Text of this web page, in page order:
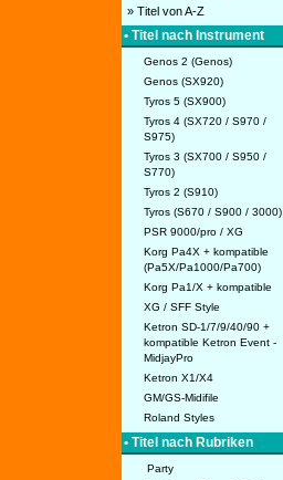
» Titel von A-Z
• Titel nach Instrument
Genos 2 (Genos)
Genos (SX920)
Tyros 5 (SX900)
Tyros 4 (SX720 / S970 /
S975)
Tyros 3 (SX700 / S950 /
S770)
Tyros 2 (S910)
Tyros (S670 / S900 / 3000)
PSR 9000/pro / XG
Korg Pa4X + kompatible
(Pa5X/Pa1000/Pa700)
Korg Pa1/X + kompatible
XG / SFF Style
Ketron SD-1/7/9/40/90 +
kompatible Ketron Event -
MidjayPro
Ketron X1/X4
GM/GS-Midifile
Roland Styles
• Titel nach Rubriken
Party